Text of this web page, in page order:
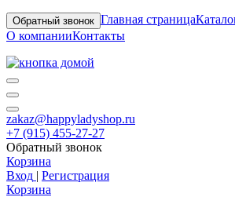
Обратный звонок Главная страница
О компанииКонтакты
zakaz@happyladyshop.ru
+7 (915) 455-27-27
Обратный звонок
Корзина
Вход | Регистрация
Корзина